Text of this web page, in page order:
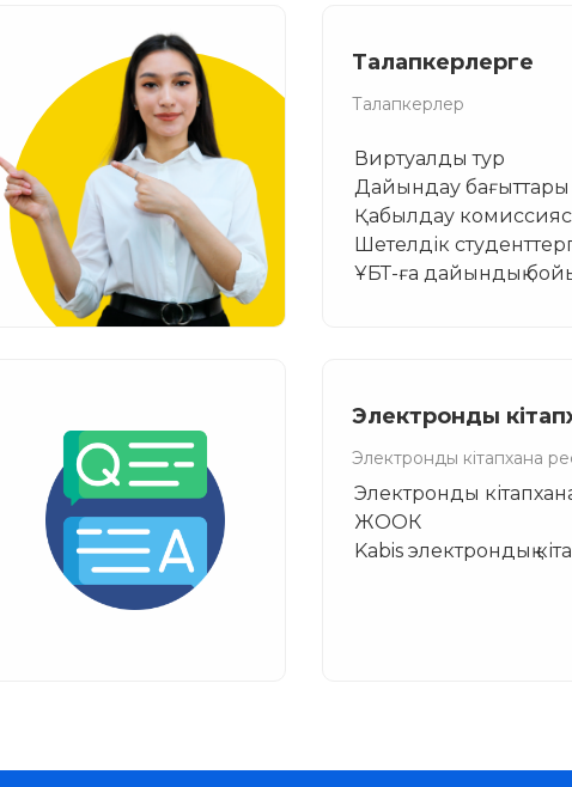
Талапкерлерге
Талапкерлер
Виртуалды тур
Дайындау бағыттары
Қабылдау
Шетелдік
ҰБТ-ға дайындық
Электронды
Электронды кітапхана
Электронды
ЖООК
Kabis электрондық